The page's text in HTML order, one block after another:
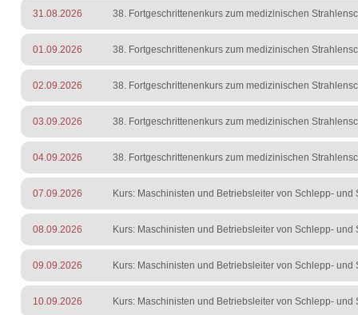
31.08.2026 38. Fortgeschrittenenkurs zum medizinischen
01.09.2026 38. Fortgeschrittenenkurs zum medizinischen
02.09.2026 38. Fortgeschrittenenkurs zum medizinischen
03.09.2026 38. Fortgeschrittenenkurs zum medizinischen
04.09.2026 38. Fortgeschrittenenkurs zum medizinischen
07.09.2026 Kurs: Maschinisten und Betriebsleiter von Schlepp- und
08.09.2026 Kurs: Maschinisten und Betriebsleiter von Schlepp- und
09.09.2026 Kurs: Maschinisten und Betriebsleiter von Schlepp- und
10.09.2026 Kurs: Maschinisten und Betriebsleiter von Schlepp- und